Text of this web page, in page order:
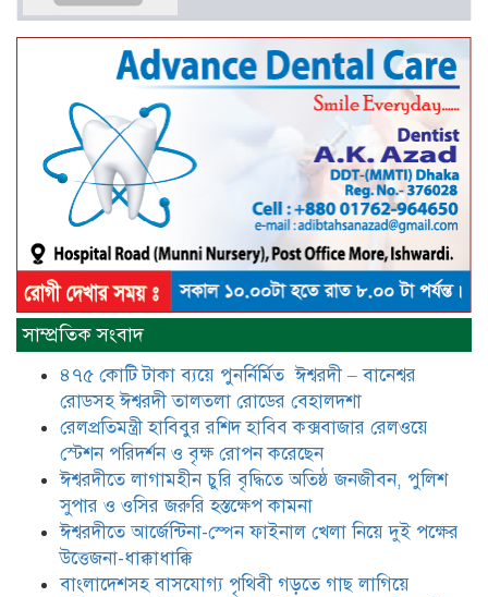
বাংলাদেশসহ বাসযোগ্য পৃথিবী গড়তে
গাছ লাগিয়ে অক্সিজেন ফ্যাক্টরী গড়ে
তোলার বিকল্প নেই——বিএনপির
কেন্দ্রিয় নেতা সাবেক এমপি বীর
মুক্তিযোদ্ধা সিরাজুল ইসলাম সরদার
আটঘরিয়ায় বিএনপি নেতার ভাতিজাকে ছাত্রলীগের সাধারণ
​​অবৈধ অর্থ বা পেশীশক্তি না থাকলে
রাজনীতিতে টিকে থাকার একমাত্র উপায়
বিএনপির কেন্দ্রিয় নেতা সিরাজুল ইসলাম
সরদার
মধুমতি এক্সপ্রেস ট্রেনে রেলওয়ে জেলা
ডিবি টিমের বিশেষ অভিযানে রতন লাল
বিশ্বাসকে ৫০ বোতল কোডিন যুক্ত
সিরাপসহ গ্রেফতার
ঈশ্বরদীতে বিএনপি নেত্রীর বিরুদ্ধে জমি ও
দোকান দখলের চেষ্টার অভিযোগে সংবাদ
সম্মেলন
সাম্প্রতিক সংবাদ
৪৭৫ কোটি টাকা ব্যয়ে পুনর্নির্মিত ঈশ্বরদী – বানেশ্বর
রোডসহ ঈশ্বরদী তালতলা রোডের বেহালদশা
রেলপ্রতিমন্ত্রী হাবিবুর রশিদ হাবিব কক্সবাজার রেলওয়ে
স্টেশন পরিদর্শন ও বৃক্ষ রোপন করেছেন
ঈশ্বরদীতে লাগামহীন চুরি বৃদ্ধিতে অতিষ্ঠ জনজীবন, পুলিশ
সুপার ও ওসির জরুরি হস্তক্ষেপ কামনা ​
ঈশ্বরদীতে আর্জেন্টিনা-স্পেন ফাইনাল খেলা নিয়ে দুই পক্ষের
উত্তেজনা-ধাক্কাধাক্কি
বাংলাদেশসহ বাসযোগ্য পৃথিবী গড়তে গাছ লাগিয়ে